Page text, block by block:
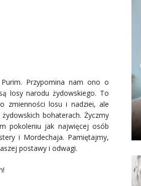
Przypomina nam ono o
losy narodu żydowskiego. To
zmienności losu i nadziei, ale
bohaterach. Życzmy
pokoleniu jak najwięcej osób
i Mordechaja. Pamiętajmy,
postawy i odwagi.